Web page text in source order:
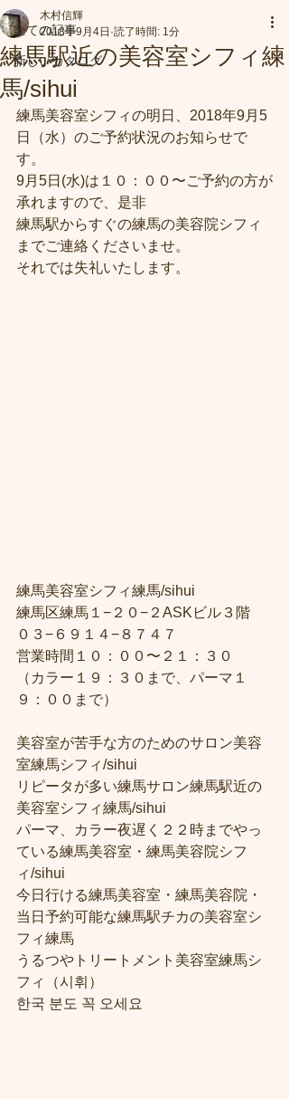
全ての記事
新しいカタログ
練馬駅近の美容室シフィ練
馬/sihui
木村信輝
2018年9月4日 読了時間: 1分
練馬美容室シフィの明日、2018年9月5
日（水）のご予約状況のお知らせで
す。
9月5日(水)は１０：００〜ご予約の方が
承れますので、是非
練馬駅からすぐの練馬の美容院シフィ
までご連絡くださいませ。
それでは失礼いたします。
練馬美容室シフィ練馬/sihui
練馬区練馬１−２０−２ASKビル３階
０３−６９１４−８７４７
営業時間１０：００〜２１：３０
（カラー１９：３０まで、パーマ１
９：００まで）
美容室が苦手な方のためのサロン美容
室練馬シフィ/sihui
リピータが多い練馬サロン練馬駅近の
美容室シフィ練馬/sihui
パーマ、カラー夜遅く２２時までやっ
ている練馬美容室・練馬美容院シフ
ィ/sihui
今日行ける練馬美容室・練馬美容院・
当日予約可能な練馬駅チカの美容室シ
フィ練馬
うるつやトリートメント美容室練馬シ
フィ（시휘）
한국 분도 꼭 오세요